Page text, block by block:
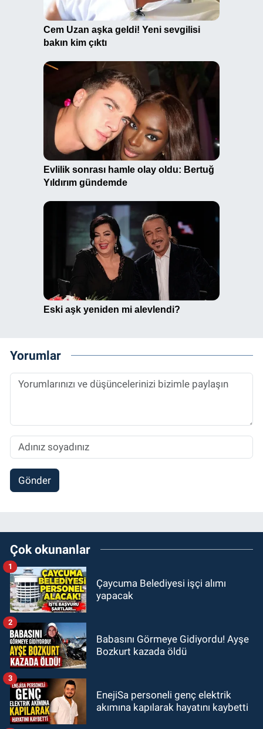
Yorumlar
Gönder
Çok okunanlar
Çaycuma Belediyesi işçi alımı
yapacak
1
Babasını Görmeye Gidiyordu! Ayşe
Bozkurt kazada öldü
2
EnejiSa personeli genç elektrik
akımına kapılarak hayatını kaybetti
3